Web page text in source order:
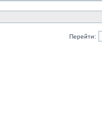
Перейти: